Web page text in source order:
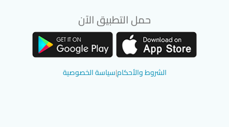
حمل التطبيق الآن
الشروط والأحكام|سياسة الخصوصية